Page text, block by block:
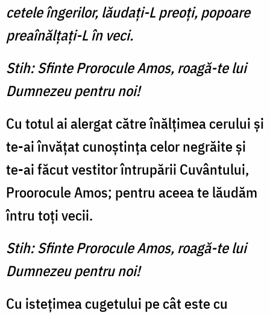
cetele îngerilor, lăudaţi-L preoţi, popoare
preaînălţaţi-L în veci.
Stih: Sfinte Prorocule Amos, roagă-te lui
Dumnezeu pentru noi!
Cu totul ai alergat către înălţimea cerului şi
te-ai învăţat cunoştinţa celor negrăite şi
te-ai făcut vestitor întrupării Cuvântului,
Proorocule Amos; pentru aceea te lăudăm
întru toţi vecii.
Stih: Sfinte Prorocule Amos, roagă-te lui
Dumnezeu pentru noi!
Cu isteţimea cugetului pe cât este cu